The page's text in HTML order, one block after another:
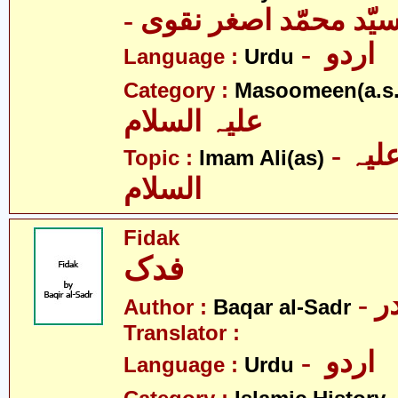
سیّد محمّد اصغر نقوی
Language : Urdu
Category :
Topic : Imam Ali(as) - امام علی علیہ
السلام
Fidak
Author : Baqar al-Sadr
Translator :
Language : Urdu